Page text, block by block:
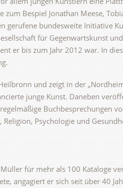
zum Bespiel Jonathan Meese,
gerufene bundesweite Initiative
für Gegenwartskunst
er bis zum Jahr 2012 war. In
und zeigt in der
junge Kunst. Daneben
Buchbesprechungen
Psychologie und
für mehr als 100 Kataloge
angagiert er sich seit über 40